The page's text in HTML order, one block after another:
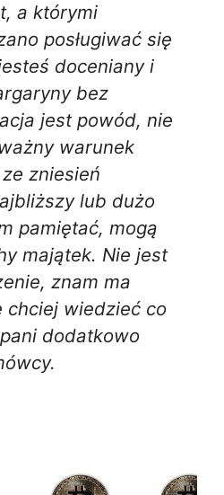
a którymi
posługiwać się
doceniany i
bez
jest powód, nie
warunek
zniesień
lub dużo
pamiętać, mogą
majątek. Nie jest
znam ma
chciej wiedzieć co
dodatkowo